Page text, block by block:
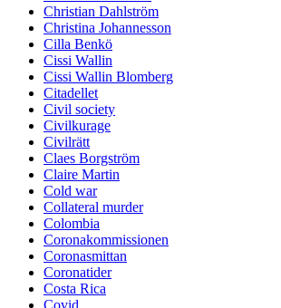
Christian Dahlström
Christina Johannesson
Cilla Benkö
Cissi Wallin
Cissi Wallin Blomberg
Citadellet
Civil society
Civilkurage
Civilrätt
Claes Borgström
Claire Martin
Cold war
Collateral murder
Colombia
Coronakommissionen
Coronasmittan
Coronatider
Costa Rica
Covid